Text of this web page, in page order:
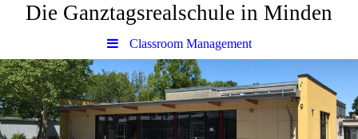
Die Ganztagsrealschule in Minden
Classroom Management